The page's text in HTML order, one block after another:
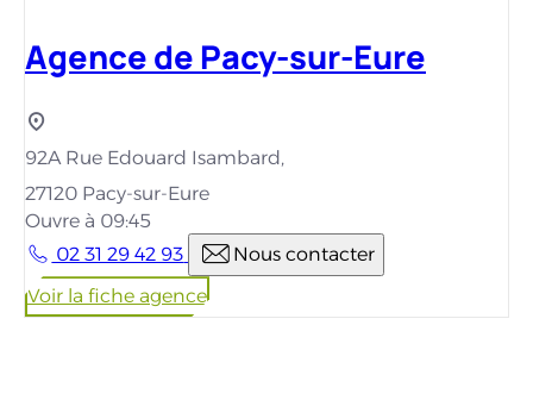
Agence de Pacy-sur-Eure
92A Rue Edouard Isambard,
27120 Pacy-sur-Eure
Ouvre à 09:45
02 31 29 42 93
Nous contacter
Voir la fiche agence